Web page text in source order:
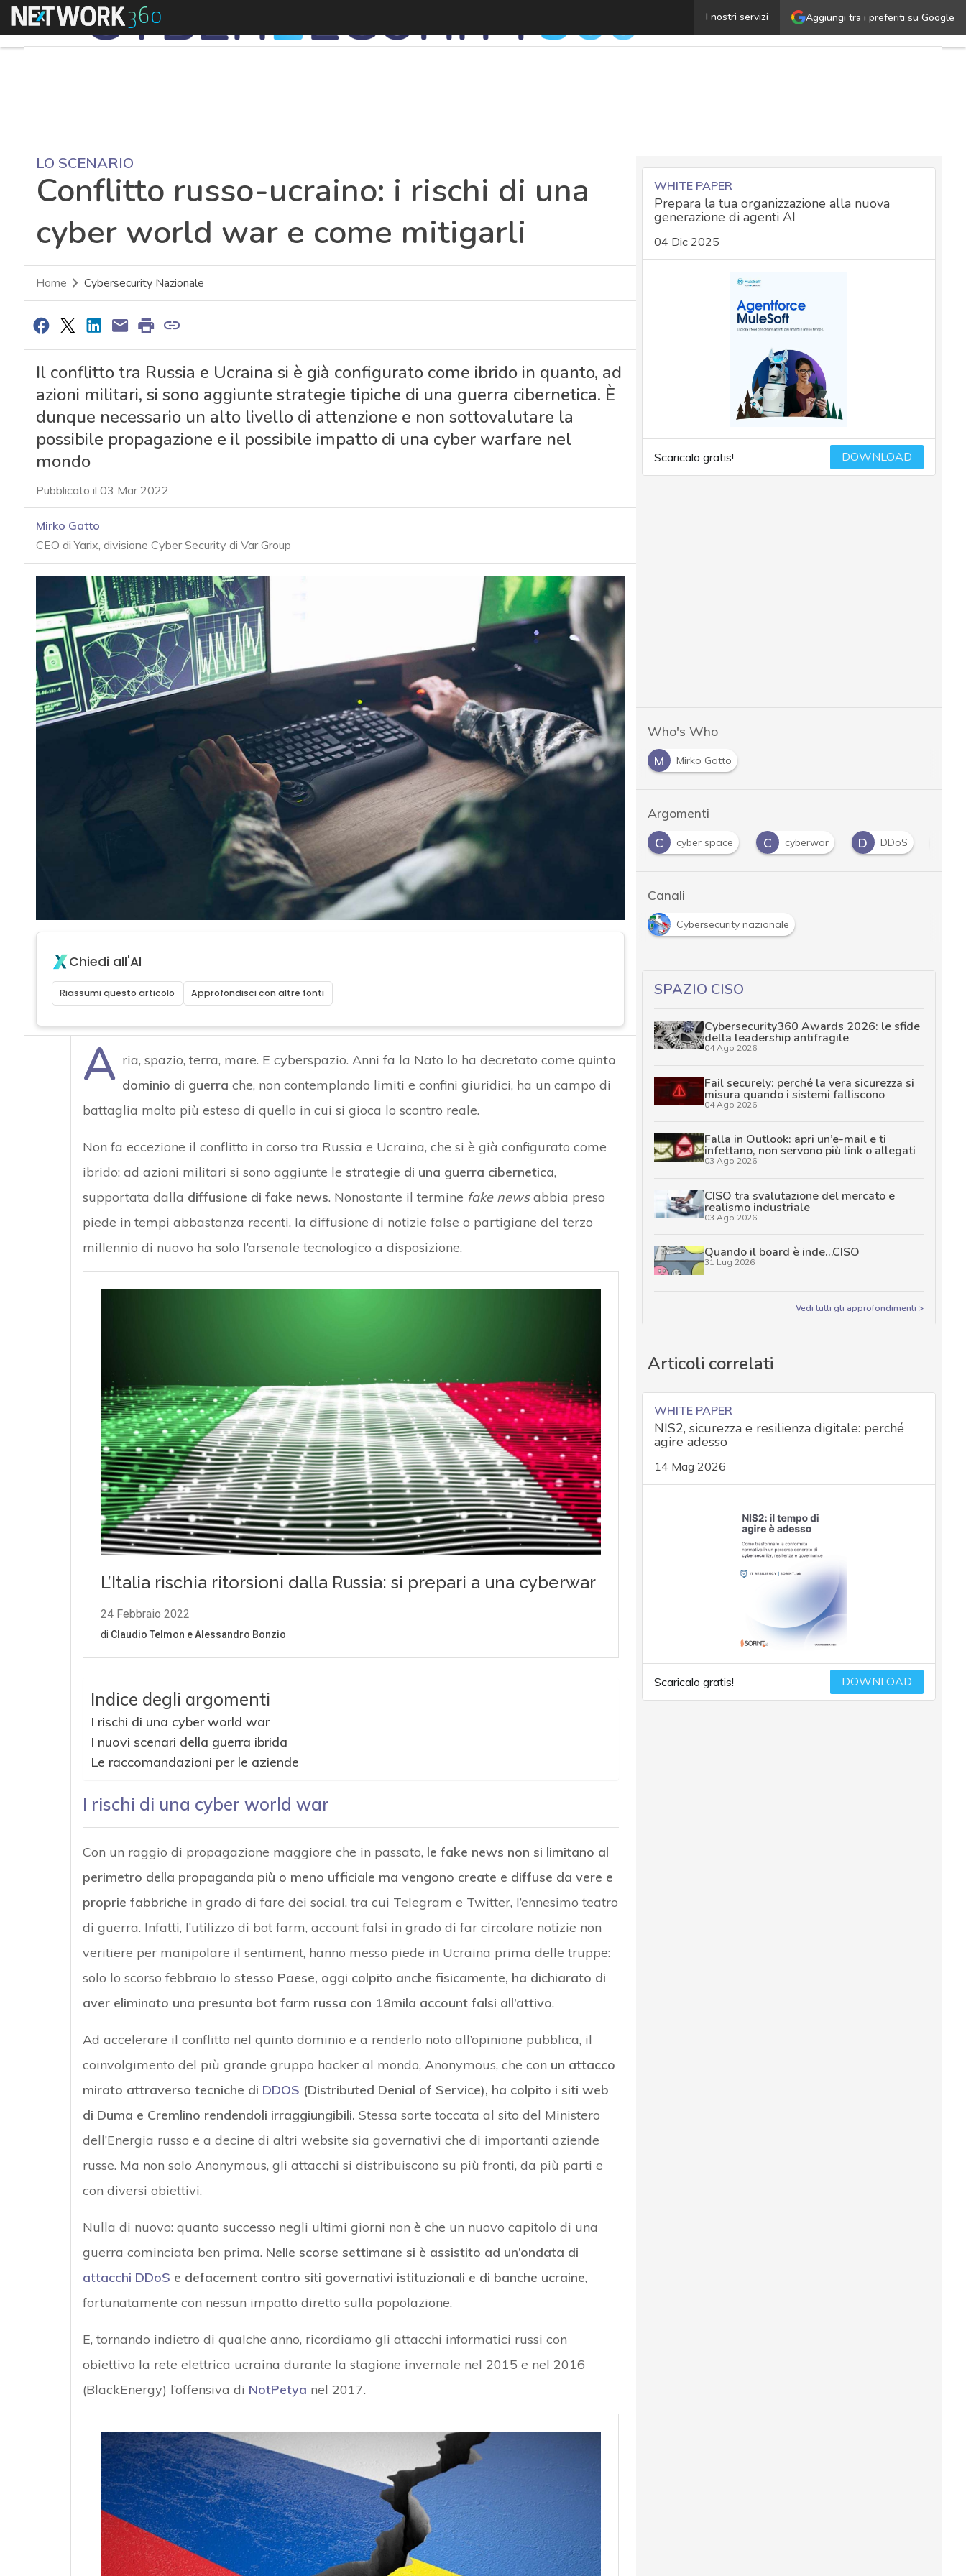
Aggiungi tra i preferiti su Google
I nostri servizi
Menu Conflitto russo-ucraino: i rischi di una cyber world war
LO SCENARIO
Conflitto russo-ucraino: i rischi di una
cyber world war e come mitigarli
Home Cybersecurity Nazionale
Il conflitto tra Russia e Ucraina si è già configurato come ibrido in quanto, ad
azioni militari, si sono aggiunte strategie tipiche di una guerra cibernetica. È
dunque necessario un alto livello di attenzione e non sottovalutare la
possibile propagazione e il possibile impatto di una cyber warfare nel
mondo
Pubblicato il 03 Mar 2022
Mirko Gatto
CEO di Yarix, divisione Cyber Security di Var Group
Chiedi all'AI
Riassumi questo articolo Approfondisci con altre fonti
A ria, spazio, terra, mare. E cyberspazio. Anni fa la Nato lo ha decretato come quinto
dominio di guerra che, non contemplando limiti e confini giuridici, ha un campo di
battaglia molto più esteso di quello in cui si gioca lo scontro reale.
Non fa eccezione il conflitto in corso tra Russia e Ucraina, che si è già configurato come
ibrido: ad azioni militari si sono aggiunte le strategie di una guerra cibernetica,
supportata dalla diffusione di fake news. Nonostante il termine fake newsabbia preso
piede in tempi abbastanza recenti, la diffusione di notizie false o partigiane del terzo
millennio di nuovo ha solo l’arsenale tecnologico a disposizione.
Indice degli argomenti
I rischi di una cyber world war
I nuovi scenari della guerra ibrida
Le raccomandazioni per le aziende
I rischi di una cyber world war
Con un raggio di propagazione maggiore che in passato, le fake news non si limitano al
perimetro della propaganda più o meno ufficiale ma vengono create e diffuse da vere e
proprie fabbriche in grado di fare dei social, tra cui Telegram e Twitter, l’ennesimo teatro
di guerra. Infatti, l’utilizzo di bot farm, account falsi in grado di far circolare notizie non
veritiere per manipolare il sentiment, hanno messo piede in Ucraina prima delle truppe:
solo lo scorso febbraio lo stesso Paese, oggi colpito anche fisicamente, ha dichiarato di
aver eliminato una presunta bot farm russa con 18mila account falsi all’attivo.
Ad accelerare il conflitto nel quinto dominio e a renderlo noto all’opinione pubblica, il
coinvolgimento del più grande gruppo hacker al mondo, Anonymous, che con un attacco
mirato attraverso tecniche di DDOS (Distributed Denial of Service), ha colpito i siti web
di Duma e Cremlino rendendoli irraggiungibili. Stessa sorte toccata al sito del Ministero
dell’Energia russo e a decine di altri website sia governativi che di importanti aziende
russe. Ma non solo Anonymous, gli attacchi si distribuiscono su più fronti, da più parti e
con diversi obiettivi.
Nulla di nuovo: quanto successo negli ultimi giorni non è che un nuovo capitolo di una
guerra cominciata ben prima. Nelle scorse settimane si è assistito ad un’ondata di
attacchi DDoS e defacement contro siti governativi istituzionali e di banche ucraine,
fortunatamente con nessun impatto diretto sulla popolazione.
E, tornando indietro di qualche anno, ricordiamo gli attacchi informatici russi con
obiettivo la rete elettrica ucraina durante la stagione invernale nel 2015 e nel 2016
(BlackEnergy) l’offensiva di NotPetya nel 2017.
WHITE PAPER
Prepara la tua organizzazione alla nuova
generazione di agenti AI
04 Dic 2025
Scaricalo gratis! DOWNLOAD
Who's Who
M
Mirko Gatto
Argomenti
C cyber space C cyberwar D DDoS
Canali
Cybersecurity nazionale
SPAZIO CISO
Cybersecurity360 Awards 2026: le sfide
della leadership antifragile
04 Ago 2026
Fail securely: perché la vera sicurezza si
misura quando i sistemi falliscono
04 Ago 2026
Falla in Outlook: apri un’e-mail e ti
infettano, non servono più link o allegati
03 Ago 2026
CISO tra svalutazione del mercato e
realismo industriale
03 Ago 2026
Quando il board è inde…CISO
31 Lug 2026
Vedi tutti gli approfondimenti >
Articoli correlati
WHITE PAPER
NIS2, sicurezza e resilienza digitale: perché
agire adesso
14 Mag 2026
Scaricalo gratis! DOWNLOAD